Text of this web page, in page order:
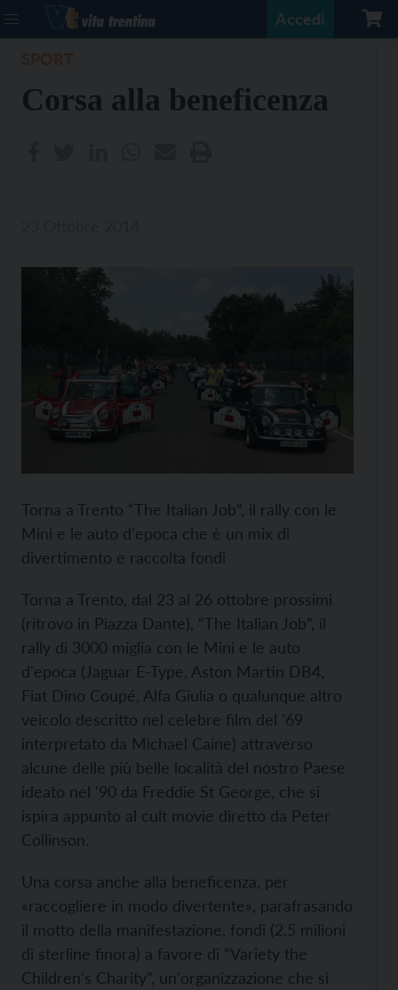
Accedi
Corsa alla beneficenza
Torna a Trento “The Italian Job”, il rally con le
Mini e le auto d'epoca che è un mix di
divertimento e raccolta fondi
Torna a Trento, dal 23 al 26 ottobre prossimi
(ritrovo in Piazza Dante), “The Italian Job”, il
rally di 3000 miglia con le Mini e le auto
d'epoca (Jaguar E-Type, Aston Martin DB4,
Fiat Dino Coupé, Alfa Giulia o qualunque altro
veicolo descritto nel celebre film del '69
interpretato da Michael Caine) attraverso
alcune delle più belle località del nostro Paese
ideato nel '90 da Freddie St George, che si
ispira appunto al cult movie diretto da Peter
Collinson.
Una corsa anche alla beneficenza, per
«raccogliere in modo divertente», parafrasando
il motto della manifestazione, fondi (2,5 milioni
di sterline finora) a favore di “Variety the
Children's Charity”, un'organizzazione che si